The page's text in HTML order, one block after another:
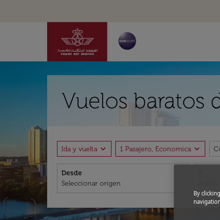
Vuelos baratos
Ida y vuelta expand_more 1 Pasajero, Economica expand_more
Desde
By